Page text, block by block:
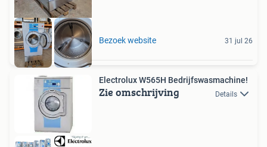
Bezoek website 31 jul 26
Electrolux W565H Bedrijfswasmachine!
Zie omschrijving Details